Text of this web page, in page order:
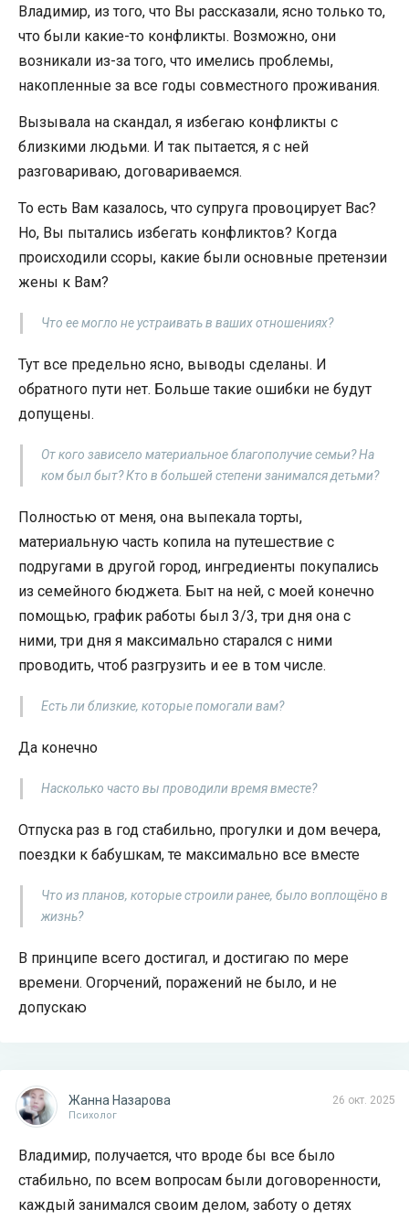
Владимир, из того, что Вы рассказали, ясно только то,
что были какие-то конфликты. Возможно, они
возникали из-за того, что имелись проблемы,
накопленные за все годы совместного проживания.
Вызывала на скандал, я избегаю конфликты с
близкими людьми. И так пытается, я с ней
разговариваю, договариваемся.
То есть Вам казалось, что супруга провоцирует Вас?
Но, Вы пытались избегать конфликтов? Когда
происходили ссоры, какие были основные претензии
жены к Вам?
Что ее могло не устраивать в ваших отношениях?
Тут все предельно ясно, выводы сделаны. И
обратного пути нет. Больше такие ошибки не будут
допущены.
От кого зависело материальное благополучие семьи? На
ком был быт? Кто в большей степени занимался детьми?
Полностью от меня, она выпекала торты,
материальную часть копила на путешествие с
подругами в другой город, ингредиенты покупались
из семейного бюджета. Быт на ней, с моей конечно
помощью, график работы был 3/3, три дня она с
ними, три дня я максимально старался с ними
проводить, чтоб разгрузить и ее в том числе.
Есть ли близкие, которые помогали вам?
Да конечно
Насколько часто вы проводили время вместе?
Отпуска раз в год стабильно, прогулки и дом вечера,
поездки к бабушкам, те максимально все вместе
Что из планов, которые строили ранее, было воплощёно в
жизнь?
В принципе всего достигал, и достигаю по мере
времени. Огорчений, поражений не было, и не
допускаю
26 окт. 2025
Жанна Назарова
Психолог
Владимир, получается, что вроде бы все было
стабильно, по всем вопросам были договоренности,
каждый занимался своим делом, заботу о детях